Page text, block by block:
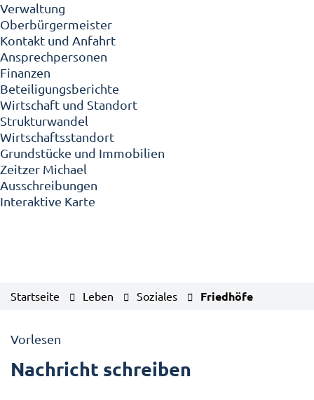
Verwaltung
Oberbürgermeister
Kontakt und Anfahrt
Ansprechpersonen
Finanzen
Beteiligungsberichte
Wirtschaft und Standort
Strukturwandel
Wirtschaftsstandort
Grundstücke und Immobilien
Zeitzer Michael
Ausschreibungen
Interaktive Karte
Startseite Leben Soziales Friedhöfe
Vorlesen
Nachricht schreiben